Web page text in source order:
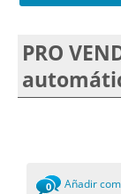
PRO
0 Añadir